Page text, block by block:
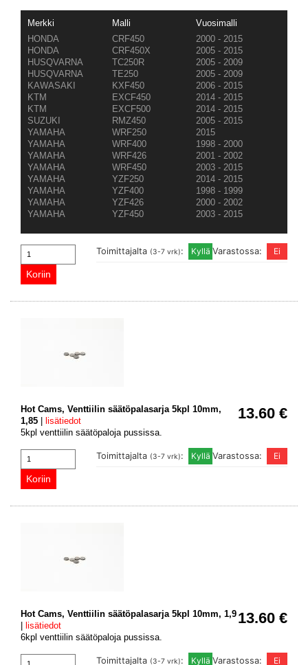
Merkki Malli
Vuosimalli
HONDA
CRF450
2000 - 2015
HONDA
CRF450X
2005 - 2015
HUSQVARNA
TC250R
2005 - 2009
HUSQVARNA
TE250
2005 - 2009
KAWASAKI
KXF450
2006 - 2015
KTM
EXCF450
2014 - 2015
KTM
EXCF500
2014 - 2015
SUZUKI
RMZ450
2005 - 2015
YAMAHA
WRF250
2015
YAMAHA
WRF400
1998 - 2000
YAMAHA
WRF426
2001 - 2002
YAMAHA
WRF450
2003 - 2015
YAMAHA
YZF250
2014 - 2015
YAMAHA
YZF400
1998 - 1999
YAMAHA
YZF426
2000 - 2002
YAMAHA
YZF450 2003 - 2015
Varastossa:
Toimittajalta (3-7 vrk):
13.60 €
Hot Cams, Venttiilin säätöpalasarja 5kpl 10mm,
1,85 | lisätiedot
5kpl venttiilin säätöpaloja pussissa.
Varastossa:
Toimittajalta (3-7 vrk):
13.60 €
Hot Cams, Venttiilin säätöpalasarja 5kpl 10mm, 1,9
| lisätiedot
6kpl venttiilin säätöpaloja pussissa.
Varastossa:
Toimittajalta (3-7 vrk):